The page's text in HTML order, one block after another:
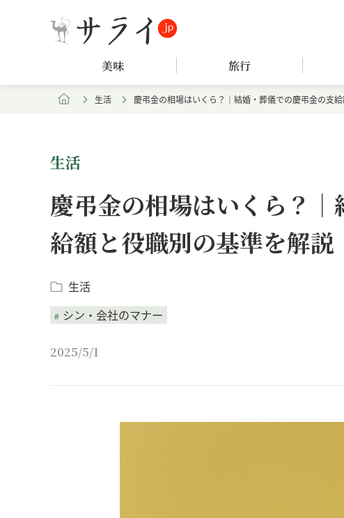
美味 旅行
生活 慶弔金の相場はいくら？｜結婚・葬儀での慶弔金の支
生活
慶弔金の相場はいくら？
給額と役職別の基準を解説
生活
シン・会社のマナー
2025/5/1